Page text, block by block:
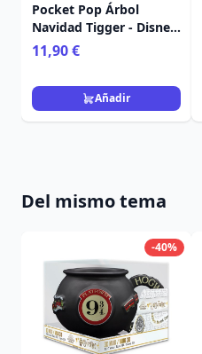
Pocket Pop Árbol
Navidad Tigger - Disney
Winnie The Pooh
11,90 €
Añadir
Del mismo tema
-40%